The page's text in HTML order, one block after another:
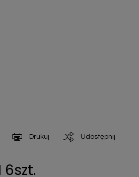
Drukuj Udostępnij
6szt.